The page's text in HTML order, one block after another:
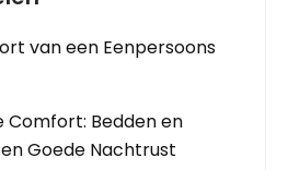
van een Eenpersoons
Comfort: Bedden en
Goede Nachtrust